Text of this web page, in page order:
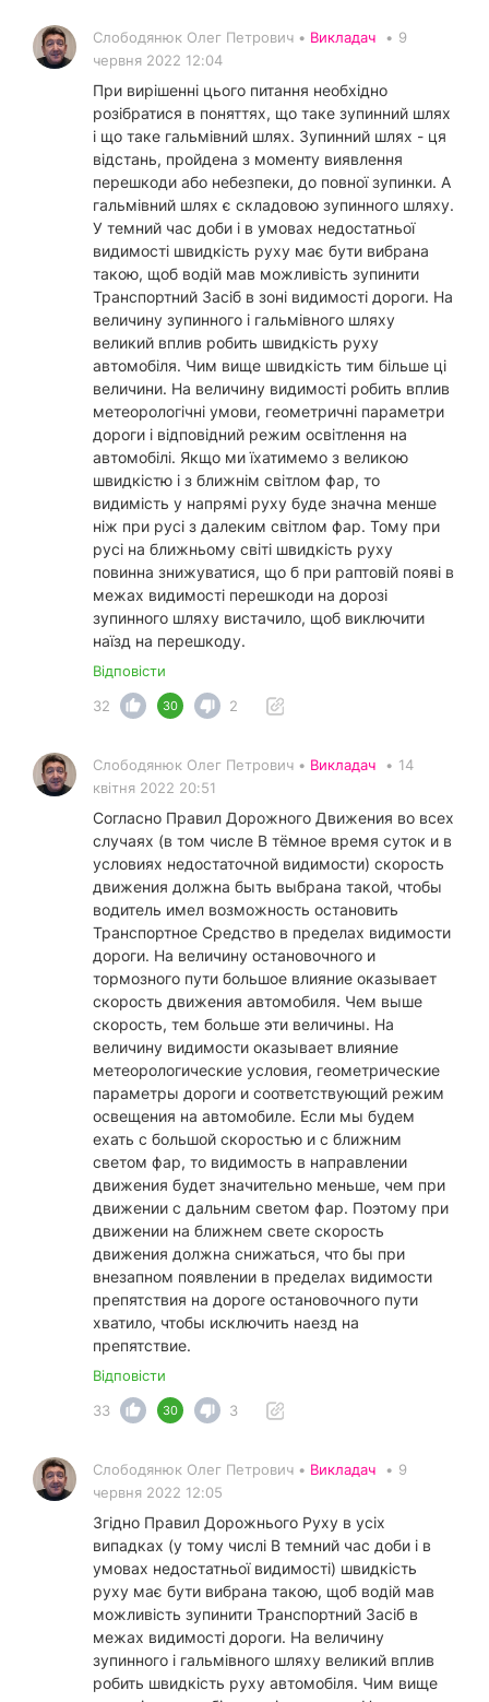
Слободянюк Олег Петрович • Викладач • 9
червня 2022 12:04
При вирішенні цього питання необхідно
розібратися в поняттях, що таке зупинний шлях
і що таке гальмівний шлях. Зупинний шлях - ця
відстань, пройдена з моменту виявлення
перешкоди або небезпеки, до повної зупинки. А
гальмівний шлях є складовою зупинного шляху.
У темний час доби і в умовах недостатньої
видимості швидкість руху має бути вибрана
такою, щоб водій мав можливість зупинити
Транспортний Засіб в зоні видимості дороги. На
величину зупинного і гальмівного шляху
великий вплив робить швидкість руху
автомобіля. Чим вище швидкість тим більше ці
величини. На величину видимості робить вплив
метеорологічні умови, геометричні параметри
дороги і відповідний режим освітлення на
автомобілі. Якщо ми їхатимемо з великою
швидкістю і з ближнім світлом фар, то
видимість у напрямі руху буде значна менше
ніж при русі з далеким світлом фар. Тому при
русі на ближньому світі швидкість руху
повинна знижуватися, що б при раптовій появі в
межах видимості перешкоди на дорозі
зупинного шляху вистачило, щоб виключити
наїзд на перешкоду.
Відповісти
32
30 2
Слободянюк Олег Петрович • Викладач • 14
квітня 2022 20:51
Согласно Правил Дорожного Движения во всех
случаях (в том числе В тёмное время суток и в
условиях недостаточной видимости) скорость
движения должна быть выбрана такой, чтобы
водитель имел возможность остановить
Транспортное Средство в пределах видимости
дороги. На величину остановочного и
тормозного пути большое влияние оказывает
скорость движения автомобиля. Чем выше
скорость, тем больше эти величины. На
величину видимости оказывает влияние
метеорологические условия, геометрические
параметры дороги и соответствующий режим
освещения на автомобиле. Если мы будем
ехать с большой скоростью и с ближним
светом фар, то видимость в направлении
движения будет значительно меньше, чем при
движении с дальним светом фар. Поэтому при
движении на ближнем свете скорость
движения должна снижаться, что бы при
внезапном появлении в пределах видимости
препятствия на дороге остановочного пути
хватило, чтобы исключить наезд на
препятствие.
Відповісти
33
30 3
Слободянюк Олег Петрович • Викладач • 9
червня 2022 12:05
Згідно Правил Дорожнього Руху в усіх
випадках (у тому числі В темний час доби і в
умовах недостатньої видимості) швидкість
руху має бути вибрана такою, щоб водій мав
можливість зупинити Транспортний Засіб в
межах видимості дороги. На величину
зупинного і гальмівного шляху великий вплив
робить швидкість руху автомобіля. Чим вище